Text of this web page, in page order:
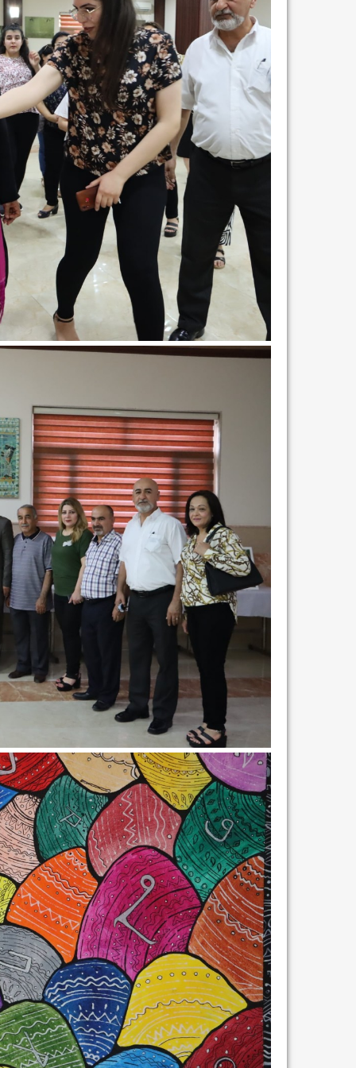
نتائج الاستفتاء..
انتهت عملي...